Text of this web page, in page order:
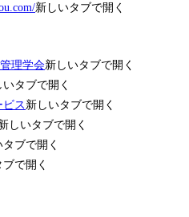
新しいタブで開く
理学会新しいタブで開く
いタブで開く
ビス 新しいタブで開く
しいタブで開く
ブで開く
で開く